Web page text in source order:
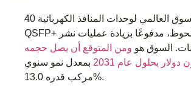
ينمو السوق العالمي لوحدات المنافذ الكهربائية 40G
QSFP+ بشكل ملحوظ، مدفوعًا بزيادة عمليات نشر
السوق هو ومن المتوقع أن يصل حجمه
بمعدل نمو سنوي
مركب قدره 13.0%.